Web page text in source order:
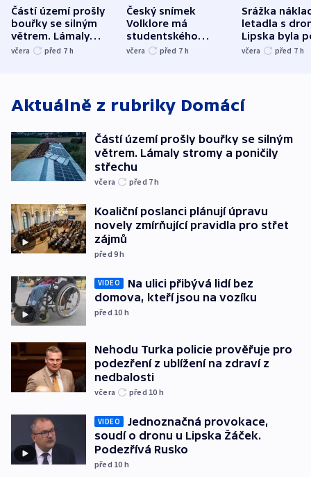
Částí území prošly
bouřky se silným
větrem. Lámaly
stromy a poničily
včera před 7 h
Český snímek
Volklore má
studentského
Oscara, zabojuje o
včera před 7 h
Srážka
letadla s
Lipska byla
německého
včera před 7 h
Aktuálně z rubriky Domácí
Částí území prošly bouřky se silným
větrem. Lámaly stromy a poničily
střechu
včera před 7h
Koaliční poslanci plánují úpravu
novely zmírňující pravidla pro střet
zájmů
před 9h
VIDEO
Na ulici přibývá lidí bez
domova, kteří jsou na vozíku
před 10 h
Nehodu Turka policie prověřuje pro
podezření z ublížení na zdraví z
nedbalosti
včera před 10 h
VIDEO
Jednoznačná provokace,
soudí o dronu u Lipska Žáček.
Podezřívá Rusko
před 10 h